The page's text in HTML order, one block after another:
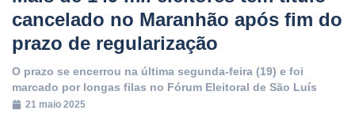
cancelado no Maranhão após fim do
prazo de regularização
O prazo se encerrou na última segunda-feira (19) e foi
marcado por longas filas no Fórum Eleitoral de São Luís
21 maio 2025